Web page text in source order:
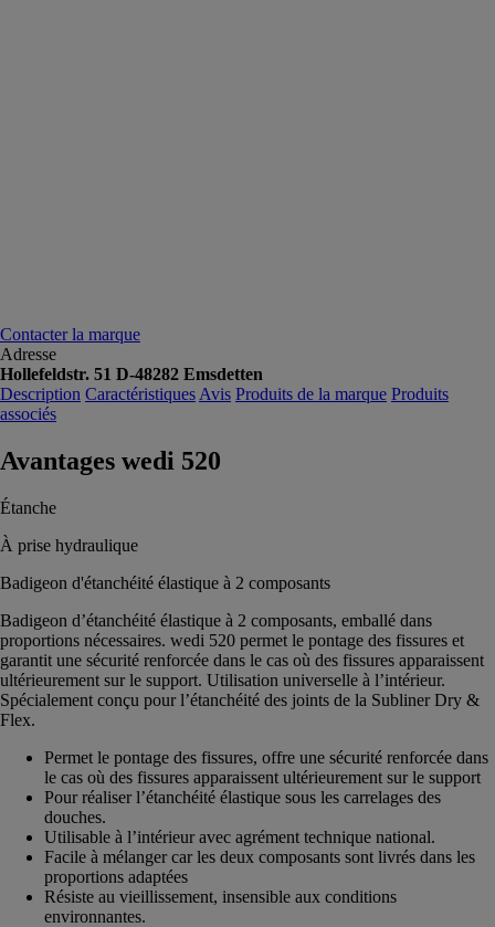
Contacter la marque
Adresse
Hollefeldstr. 51 D-48282 Emsdetten
Description Caractéristiques Avis Produits de la marque Produits
associés
Avantages wedi 520
Étanche
À prise hydraulique
Badigeon d'étanchéité élastique à 2 composants
Badigeon d’étanchéité élastique à 2 composants, emballé dans
proportions nécessaires. wedi 520 permet le pontage des fissures et
garantit une sécurité renforcée dans le cas où des fissures apparaissent
ultérieurement sur le support. Utilisation universelle à l’intérieur.
Spécialement conçu pour l’étanchéité des joints de la Subliner Dry &
Flex.
Permet le pontage des fissures, offre une sécurité renforcée dans
le cas où des fissures apparaissent ultérieurement sur le support
Pour réaliser l’étanchéité élastique sous les carrelages des
douches.
Utilisable à l’intérieur avec agrément technique national.
Facile à mélanger car les deux composants sont livrés dans les
proportions adaptées
Résiste au vieillissement, insensible aux conditions
environnantes.